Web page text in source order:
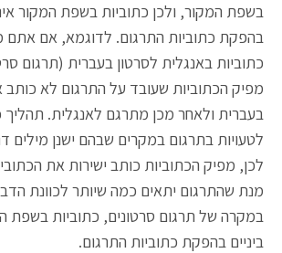
בשפת המקור, ולכן כתוביות בשפת המקור
בהפקת כתוביות התרגום. לדוגמא, אם אתם
כתוביות באנגלית לסרטון בעברית (תרגום
מפיק הכתוביות שעובד על התרגום לא כותב
בעברית ולאחר מכן מתרגם לאנגלית. תהליך
לטעויות בתרגום במקרים שבהם ישנן מילים
לכן, מפיק הכתוביות כותב ישירות את
מנת שהתרגום יתאים כמה שיותר לכוונת
במקרה של תרגום סרטונים, כתוביות בשפת
ביניים בהפקת כתוביות התרגום.